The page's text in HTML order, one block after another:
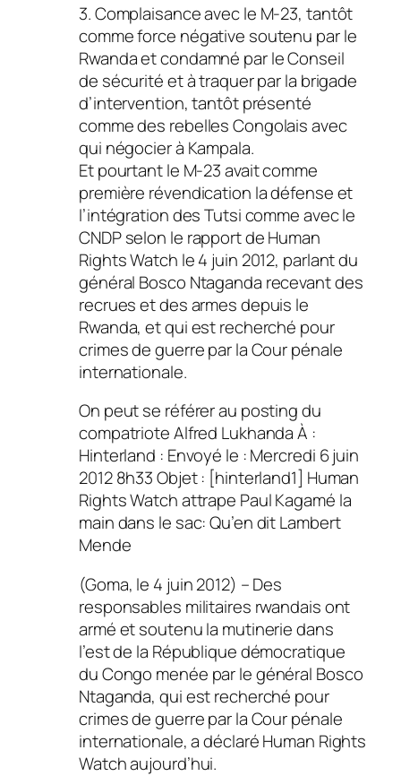
3. Complaisance avec le M-23, tantôt
comme force négative soutenu par le
Rwanda et condamné par le Conseil
de sécurité et à traquer par la brigade
d’intervention, tantôt présenté
comme des rebelles Congolais avec
qui négocier à Kampala.
Et pourtant le M-23 avait comme
première révendication la défense et
l’intégration des Tutsi comme avec le
CNDP selon le rapport de Human
Rights Watch le 4 juin 2012, parlant du
général Bosco Ntaganda recevant des
recrues et des armes depuis le
Rwanda, et qui est recherché pour
crimes de guerre par la Cour pénale
internationale.
On peut se référer au posting du
compatriote Alfred Lukhanda À :
Hinterland : Envoyé le : Mercredi 6 juin
2012 8h33 Objet : [hinterland1] Human
Rights Watch attrape Paul Kagamé la
main dans le sac: Qu’en dit Lambert
Mende
(Goma, le 4 juin 2012) – Des
responsables militaires rwandais ont
armé et soutenu la mutinerie dans
l’est de la République démocratique
du Congo menée par le général Bosco
Ntaganda, qui est recherché pour
crimes de guerre par la Cour pénale
internationale, a déclaré Human Rights
Watch aujourd’hui.